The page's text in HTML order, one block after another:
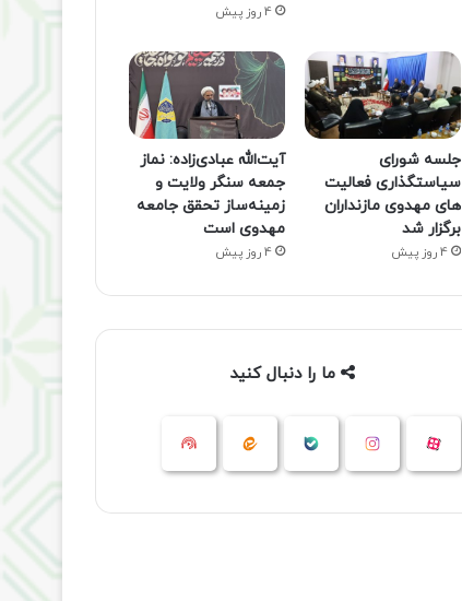
4 روز پیش
جلسه شورای
سیاستگذاری فعالیت
های مهدوی مازنداران
برگزار شد
4 روز پیش
آیت‌الله عبادی‌زاده: نماز
جمعه سنگر ولایت و
زمینه‌ساز تحقق جامعه
مهدوی است
4 روز پیش
ما را دنبال کنید
آپارات اینستاگرام ایتا